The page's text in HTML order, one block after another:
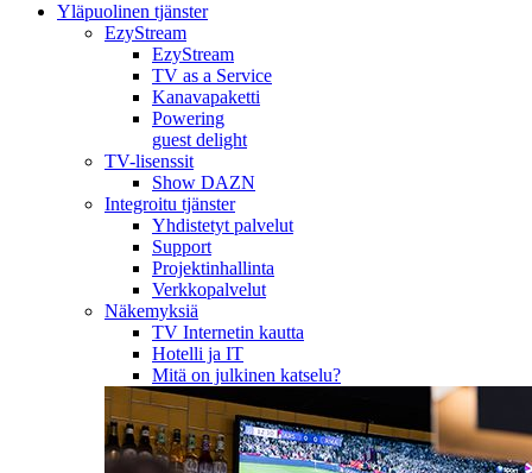
Yläpuolinen tjänster
EzyStream
EzyStream
TV as a Service
Kanavapaketti
Powering
guest delight
TV-lisenssit
Show DAZN
Integroitu tjänster
Yhdistetyt palvelut
Support
Projektinhallinta
Verkkopalvelut
Näkemyksiä
TV Internetin kautta
Hotelli ja IT
Mitä on julkinen katselu?